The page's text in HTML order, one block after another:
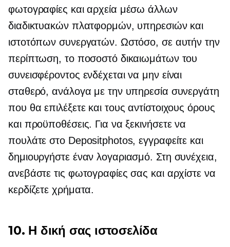
φωτογραφίες και αρχεία μέσω άλλων
διαδικτυακών πλατφορμών, υπηρεσιών και
ιστοτόπων συνεργατών. Ωστόσο, σε αυτήν την
περίπτωση, το ποσοστό δικαιωμάτων του
συνεισφέροντος ενδέχεται να μην είναι
σταθερό, ανάλογα με την υπηρεσία συνεργάτη
που θα επιλέξετε και τους αντίστοιχους όρους
και προϋποθέσεις. Για να ξεκινήσετε να
πουλάτε στο Depositphotos, εγγραφείτε και
δημιουργήστε έναν λογαριασμό. Στη συνέχεια,
ανεβάστε τις φωτογραφίες σας και αρχίστε να
κερδίζετε χρήματα.
10. Η δική σας ιστοσελίδα